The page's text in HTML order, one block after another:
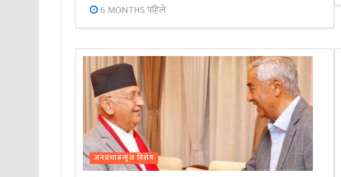
6 MONTHS पहिले
जनप्रभाबन्युज विशेष